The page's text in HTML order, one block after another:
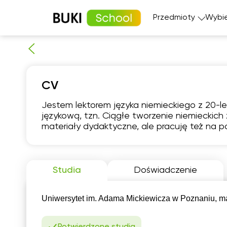
Przedmioty
Język polski
Chemia
Biologia
Język
Język
CV
Jestem lektorem języka niemieckiego z 20-
językową, tzn. Ciągłe tworzenie
materiały dydaktyczne, ale pracuję też na
Studia Doświadczenie
Uniwersytet im. Adama Mickiewicza w Poznaniu,
terminów